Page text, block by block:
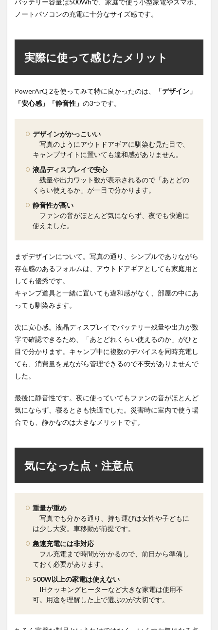
バッテリー容量は500Whで、家庭で使う小型家電やスマホ、
ノートパソコンの充電に十分なサイズ感です。
実際に使って感じたメリット
PowerArQ 2を使ってみて特に良かったのは、
「デザイン」
「安心感」「静音性」 の3つです。
デザインがかっこいい
写真のようにアウトドアギアに馴染む見た目で、
キャンプサイトに置いても違和感がありません。
液晶ディスプレイで安心
残量や出力ワット数が表示されるので「あとどの
くらい使えるか」が一目で分かります。
静音性が高い
ファンの音がほとんど気にならず、夜でも快適に
使えました。
まずデザインについて。写真の通り、シンプルでありながら
存在感のあるフォルムは、アウトドアギアとしても家庭用と
しても優秀です。
キャンプ道具と一緒に置いても違和感がなく、部屋の中にあ
っても馴染みます。
次に安心感。液晶ディスプレイでバッテリー残量や出力が数
字で確認できるため、「あとどれくらい使えるのか」がひと
目で分かります。キャンプ中に複数のデバイスを同時充電し
ても、消費量を見ながら管理できるので不安がありませんで
した。
最後に静音性です。夜に使っていてもファンの音がほとんど
気にならず、寝るときも快適でした。災害時に室内で使う場
合でも、静かなのは大きなメリットです。
気になった点・注意点
重量が重め
写真でも分かる通り、持ち運びは女性や子どもに
は少し大変。車移動が前提です。
急速充電には非対応
フル充電まで時間がかかるので、前日から準備し
ておく必要があります。
500W以上の家電は使えない
IHクッキングヒーターなど大きな家電は使用不
可。用途を理解した上で選ぶのが大切です。